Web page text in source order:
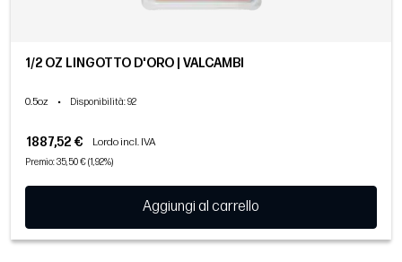
1/2 OZ LINGOTTO D'ORO | VALCAMBI
0.5oz • Disponibilità: 92
1887,52 € Lordo incl. IVA
Premio: 35,50 € (1,92%)
Aggiungi al carrello